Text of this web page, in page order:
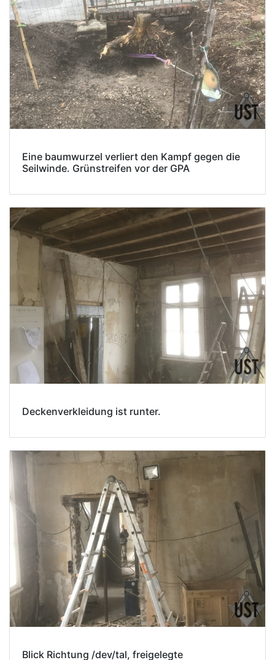
Eine baumwurzel verliert den Kampf gegen die
Seilwinde. Grünstreifen vor der GPA
Deckenverkleidung ist runter.
Blick Richtung /dev/tal, freigelegte